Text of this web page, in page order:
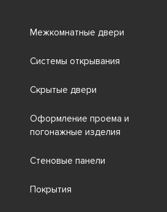
Межкомнатные двери
Системы открывания
Скрытые двери
Оформление проема и
погонажные изделия
Стеновые панели
Покрытия